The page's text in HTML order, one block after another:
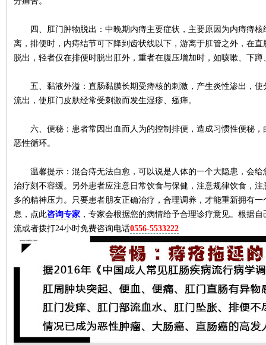
四、肛门肿物脱出：中晚期内痔主要症状，主要原因为内痔痔核
离，排便时，内痔结节可下降到齿状线以下，游离于肛管之外，在
脱出，轻者仅在排便时脱出肛外，重者在腹压增加时，如咳嗽、下
五、黏液外溢：直肠黏膜长期受痔核的刺激，产生炎性渗出，使
流出，使肛门皮肤经常受刺激而发生湿疹、瘙痒。
六、便秘：患者常因出血而人为的控制排便，造成习惯性便秘，
恶性循环。
温馨提示：混合痔无法自愈，可以说是人体的一个大隐患，会给
治疗刻不容缓。另外患者应注意日常饮食与保健，注意规律饮食，
多的精神压力。只要患者朋友正确治疗，合理调养，才能重新拥有
息，点此咨询专家 ，专家会根据您的病情给予合理诊疗意见。根据
流或者拨打24小时免费咨询电话0556-5533222